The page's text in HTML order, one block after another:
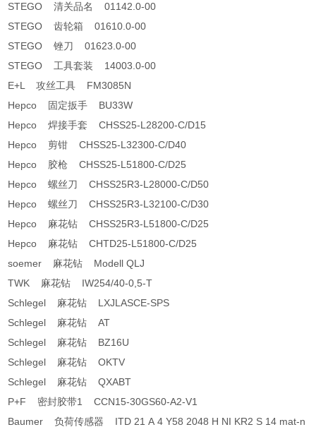
STEGO 清关品名 01142.0-00
STEGO 齿轮箱 01610.0-00
STEGO 锉刀 01623.0-00
STEGO 工具套装 14003.0-00
E+L 攻丝工具 FM3085N
Hepco 固定扳手 BU33W
Hepco 焊接手套 CHSS25-L28200-C/D15
Hepco 剪钳 CHSS25-L32300-C/D40
Hepco 胶枪 CHSS25-L51800-C/D25
Hepco 螺丝刀 CHSS25R3-L28000-C/D50
Hepco 螺丝刀 CHSS25R3-L32100-C/D30
Hepco 麻花钻 CHSS25R3-L51800-C/D25
Hepco 麻花钻 CHTD25-L51800-C/D25
soemer 麻花钻 Modell QLJ
TWK 麻花钻 IW254/40-0,5-T
Schlegel 麻花钻 LXJLASCE-SPS
Schlegel 麻花钻 AT
Schlegel 麻花钻 BZ16U
Schlegel 麻花钻 OKTV
Schlegel 麻花钻 QXABT
P+F 密封胶带1 CCN15-30GS60-A2-V1
Baumer 负荷传感器 ITD 21 A 4 Y58 2048 H NI KR2 S 14 mat-n